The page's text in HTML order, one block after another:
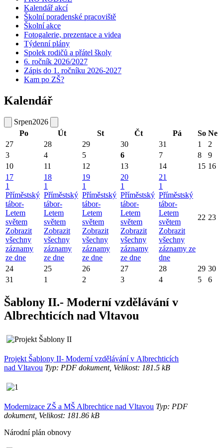
Kalendář akcí
Školní poradenské pracoviště
Školní akce
Fotogalerie, prezentace a videa
Týdenní plány
Spolek rodičů a přátel školy
6. ročník 2026/2027
Zápis do 1. ročníku 2026-2027
Kam po ZŠ?
Kalendář
Srpen2026
Po
Út St Čt Pá So Ne
27
28 29 30 31 1
2
3
4 5 6 7 8
9
10
11 12 13 14 15 16
17
1
Příměstský
tábor-
Letem
světem
Zobrazit
všechny
záznamy
ze dne
18
1
Příměstský
tábor-
Letem
světem
Zobrazit
všechny
záznamy
ze dne
19
1
Příměstský
tábor-
Letem
světem
Zobrazit
všechny
záznamy
ze dne
20
1
Příměstský
tábor-
Letem
světem
Zobrazit
všechny
záznamy
ze dne
21
1
Příměstský
tábor-
Letem
světem
Zobrazit
všechny
záznamy ze
dne
22 23
24 25 26 27 28 29 30
31
1 2 3 4 5 6
Šablony II.- Moderní vzdělávání v
Albrechticích nad Vltavou
Projekt Šablony II- Moderní vzdělávání v Albrechticích
nad Vltavou Typ: PDF dokument, Velikost: 181.5 kB
Modernizace ZŠ a MŠ Albrechtice nad Vltavou Typ: PDF
dokument, Velikost: 181.86 kB
Národní plán obnovy